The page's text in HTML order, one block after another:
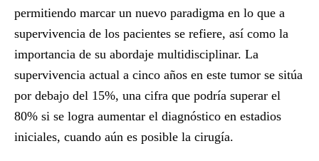
permitiendo marcar un nuevo paradigma en lo que a
supervivencia de los pacientes se refiere, así como la
importancia de su abordaje multidisciplinar. La
supervivencia actual a cinco años en este tumor se sitúa
por debajo del 15%, una cifra que podría superar el
80% si se logra aumentar el diagnóstico en estadios
iniciales, cuando aún es posible la cirugía.